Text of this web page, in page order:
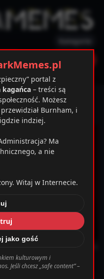
Zarejestruj
Warning
portal z
kagańca – treści są
Możesz
Burnham, i
indziej.
Ma
a nie
Witaj w Internecie.
jako gość
kulturowym i
Jeśli chcesz „safe content” –